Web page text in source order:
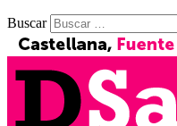
Buscar